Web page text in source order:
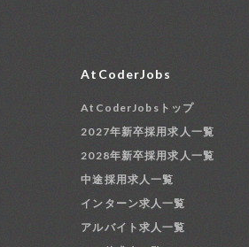
AtCoderJobs
AtCoderJobsトップ
2027年新卒採用求人一覧
2028年新卒採用求人一覧
中途採用求人一覧
インターン求人一覧
アルバイト求人一覧